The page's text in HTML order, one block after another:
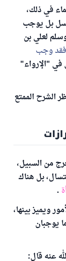
في ذلك،
بل يوجب
لعلي بن
وجب
في "الإرواء"
الشرح الممتع
من السبيل،
بل هناك
.
ويميز بينها،
يوجبان
عنه قال: